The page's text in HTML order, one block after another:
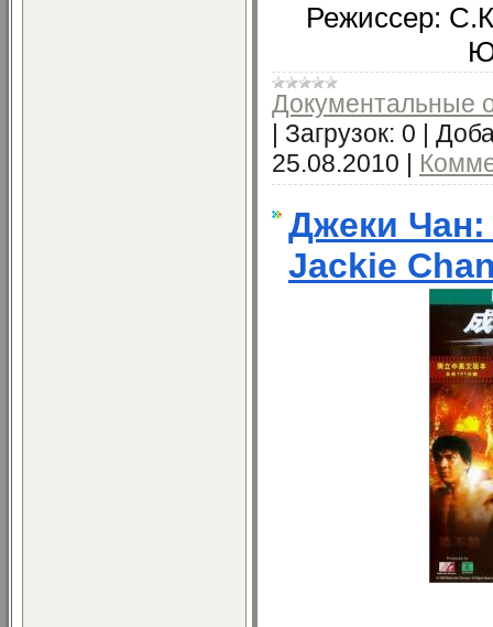
Режиссер:
Документальные
Загрузок: 0
25.08.2010
Джеки
Jackie